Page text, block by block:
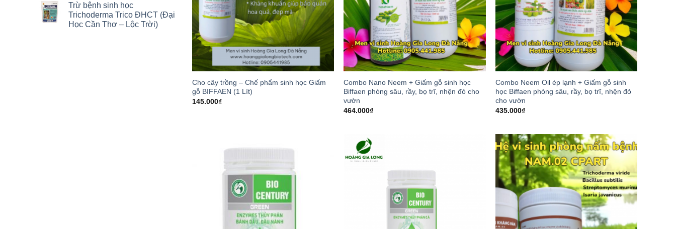
Trừ bệnh sinh học
Trichoderma Trico ĐHCT (Đại
Học Cần Thơ – Lộc Trời)
Cho cây trồng – Chế phẩm sinh học Giấm
gỗ BIFFAEN (1 Lít)
145.000₫
Combo Nano Neem + Giấm gỗ sinh học
Biffaen phòng sâu, rầy, bọ trĩ, nhện đỏ cho
vườn
464.000₫
Combo Neem Oil ép lạnh + Giấm gỗ sinh
học Biffaen phòng sâu, rầy, bọ trĩ, nhện đỏ
cho vườn
435.000₫